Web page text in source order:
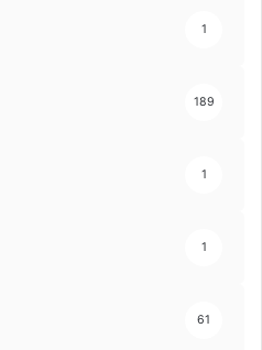
1
189
1
1
61